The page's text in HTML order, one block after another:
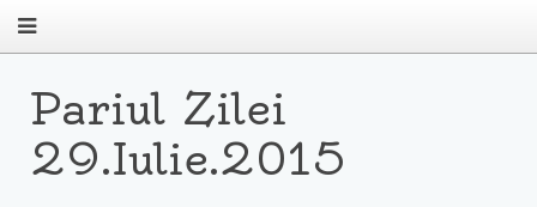
Pariul Zilei
29.Iulie.2015